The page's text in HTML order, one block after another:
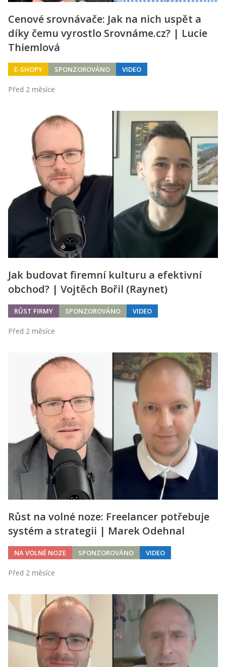
Cenové srovnávače: Jak na nich uspět a
díky čemu vyrostlo Srovnáme.cz? | Lucie
Thiemlová
E-SHOPY SPONZOROVÁNO VIDEO
Před 2 měsíce
Jak budovat firemní kulturu a efektivní
obchod? | Vojtěch Bořil (Raynet)
RŮST FIRMY SPONZOROVÁNO VIDEO
Před 2 měsíce
Růst na volné noze: Freelancer potřebuje
systém a strategii | Marek Odehnal
NA VOLNÉ NOZE SPONZOROVÁNO VIDEO
Před 2 měsíce